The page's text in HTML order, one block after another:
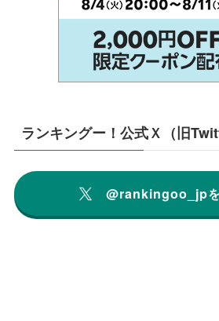
ランキングー！公式Ｘ（旧
@rankingoo_jp